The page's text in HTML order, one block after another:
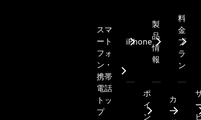
スマ
ート
フォ
ン・
携帯
電話
トッ
プ
iPhone
製
品
情
報
料
金
プ
ラ
ン
ポ
イ
ン
カ
ー